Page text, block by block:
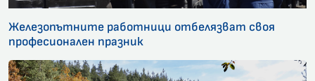
Железопътните работници отбелязват своя
професионален празник